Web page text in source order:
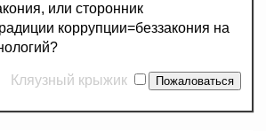
или сторонник
коррупции=беззакония на
Кляузный крыжик